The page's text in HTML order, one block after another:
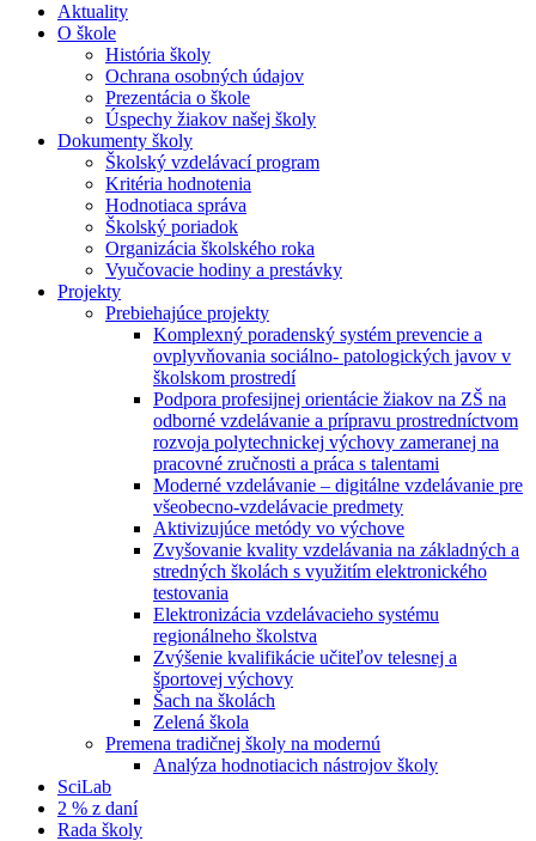
Aktuality
O škole
História školy
Ochrana osobných údajov
Prezentácia o škole
Úspechy žiakov našej školy
Dokumenty školy
Školský vzdelávací program
Kritéria hodnotenia
Hodnotiaca správa
Školský poriadok
Organizácia školského roka
Vyučovacie hodiny a prestávky
Projekty
Prebiehajúce projekty
Komplexný poradenský systém prevencie a
ovplyvňovania sociálno- patologických javov v
školskom prostredí
Podpora profesijnej orientácie žiakov na ZŠ na
odborné vzdelávanie a prípravu prostredníctvom
rozvoja polytechnickej výchovy zameranej na
pracovné zručnosti a práca s talentami
Moderné vzdelávanie – digitálne vzdelávanie pre
všeobecno-vzdelávacie predmety
Aktivizujúce metódy vo výchove
Zvyšovanie kvality vzdelávania na základných a
stredných školách s využitím elektronického
testovania
Elektronizácia vzdelávacieho systému
regionálneho školstva
Zvýšenie kvalifikácie učiteľov telesnej a
športovej výchovy
Šach na školách
Zelená škola
Premena tradičnej školy na modernú
Analýza hodnotiacich nástrojov školy
SciLab
2 % z daní
Rada školy